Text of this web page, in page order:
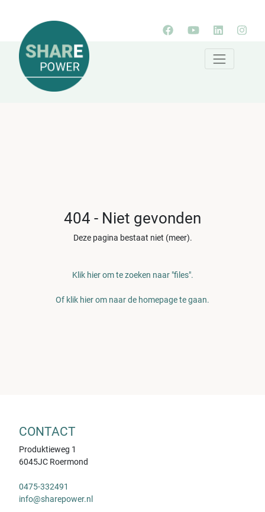
404 - Niet gevonden
Deze pagina bestaat niet (meer).
Klik hier om te zoeken naar "files".
Of klik hier om naar de homepage te gaan.
CONTACT
Produktieweg 1
6045JC Roermond
0475-332491
info@sharepower.nl